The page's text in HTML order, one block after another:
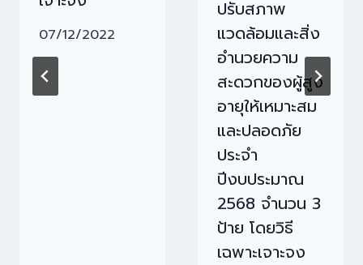
07/12/2022
ปรับสภาพ
แวดล้อมและสิ่ง
อำนวยความ
สะดวกของผู้สูง
อายุให้เหมาะสม
และปลอดภัย
ประจำ
ปีงบประมาณ
2568 จำนวน 3
ป้าย โดยวิธี
เฉพาะเจาะจง